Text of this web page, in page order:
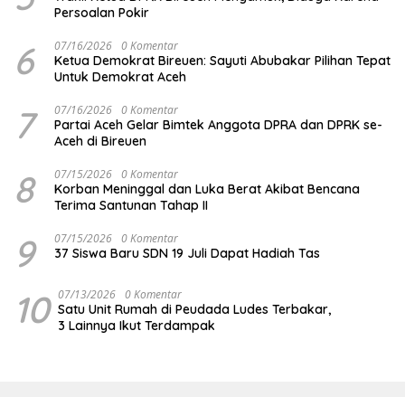
Persoalan Pokir
6 07/16/2026 0 Komentar
Ketua Demokrat Bireuen: Sayuti Abubakar Pilihan Tepat
Untuk Demokrat Aceh
7 07/16/2026 0 Komentar
Partai Aceh Gelar Bimtek Anggota DPRA dan DPRK se-
Aceh di Bireuen
8 07/15/2026 0 Komentar
Korban Meninggal dan Luka Berat Akibat Bencana
Terima Santunan Tahap II
9 07/15/2026 0 Komentar
37 Siswa Baru SDN 19 Juli Dapat Hadiah Tas
10 07/13/2026 0 Komentar
Satu Unit Rumah di Peudada Ludes Terbakar,
3 Lainnya Ikut Terdampak